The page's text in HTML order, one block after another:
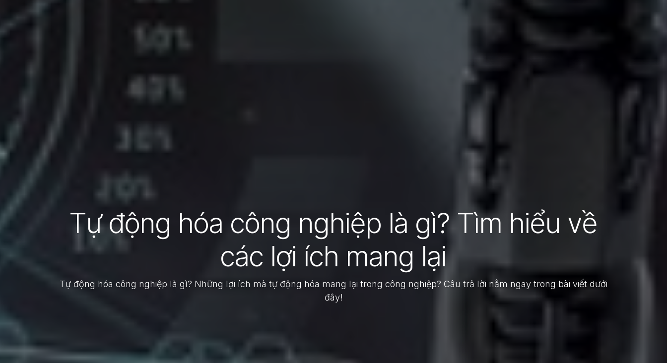
Tự động hóa công nghiệp là gì? Tìm hiểu về
các lợi ích mang lại
Tự động hóa công nghiệp là gì? Những lợi ích mà tự động hóa mang lại trong công nghiệp? Câu trả lời nằm ngay trong bài viết dưới
đây!